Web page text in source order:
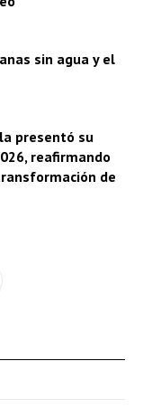
sin agua y el
presentó su
reafirmando
de